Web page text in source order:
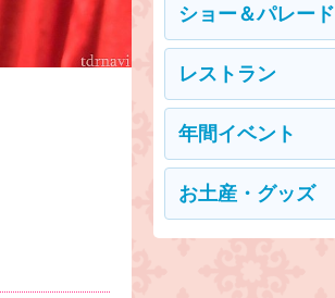
ショー＆パレード
レストラン
年間イベント
お土産・グッズ